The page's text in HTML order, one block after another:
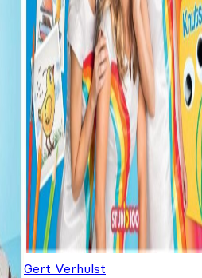
Gert Verhulst